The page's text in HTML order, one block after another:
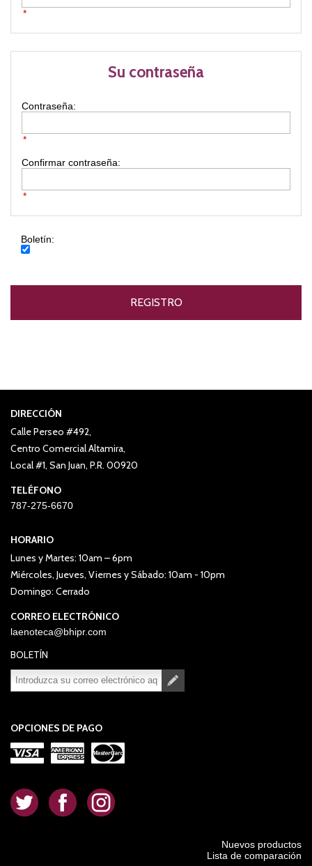
*
Boletín:
Su contraseña
Contraseña:
*
Confirmar contraseña:
*
DIRECCIÓN
Calle Perseo #492,
Centro Comercial Altamira,
Local #1, San Juan, P.R. 00920
TELÉFONO
787-275-6670
HORARIO
Lunes y Martes: 10am – 6pm
Miércoles, Jueves, Viernes y Sábado: 10am - 10pm
Domingo: Cerrado
CORREO ELECTRÓNICO
laenoteca@bhipr.com
BOLETÍN
OPCIONES DE PAGO
. . .
Nuevos productos
Lista de comparación